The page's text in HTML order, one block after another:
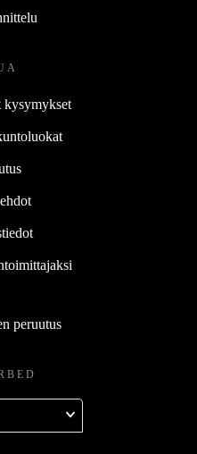
kysymykset
peruutus